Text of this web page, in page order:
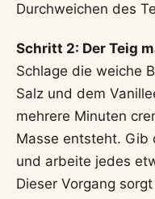
Durchweichen des
Schritt 2: Der Teig
Schlage die weiche
Salz und dem
mehrere Minuten
Masse entsteht. Gib
und arbeite jedes
Dieser Vorgang